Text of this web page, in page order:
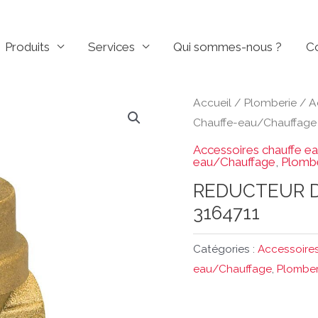
Produits Services Qui sommes-nous ?
Accueil / Plomberie /
Chauffe-eau/Chauffage
Accessoires chauffe
eau/Chauffage
REDUCTEUR
3164711
Catégories :
eau/Chauffage,